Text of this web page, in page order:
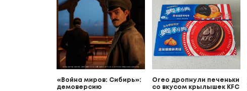
«Война миров: Сибирь»:
демоверсию
Oreo дропнули печеньки
со вкусом крылышек KFC